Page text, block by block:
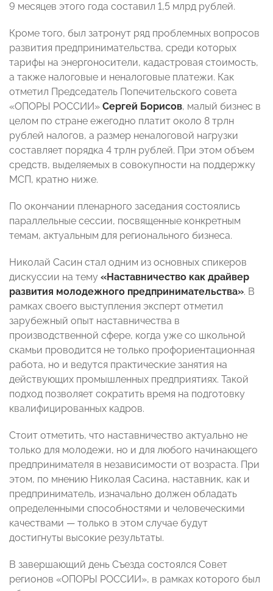
9 месяцев этого года составил 1,5 млрд рублей.
Кроме того, был затронут ряд проблемных вопросов
развития предпринимательства, среди которых
тарифы на энергоносители, кадастровая стоимость,
а также налоговые и неналоговые платежи. Как
отметил Председатель Попечительского совета
«ОПОРЫ РОССИИ» Сергей Борисов, малый бизнес в
целом по стране ежегодно платит около 8 трлн
рублей налогов, а размер неналоговой нагрузки
составляет порядка 4 трлн рублей. При этом объем
средств, выделяемых в совокупности на поддержку
МСП, кратно ниже.
По окончании пленарного заседания состоялись
параллельные сессии, посвященные конкретным
темам, актуальным для регионального бизнеса.
Николай Сасин стал одним из основных спикеров
дискуссии на тему «Наставничество как драйвер
развития молодежного предпринимательства». В
рамках своего выступления эксперт отметил
зарубежный опыт наставничества в
производственной сфере, когда уже со школьной
скамьи проводится не только профориентационная
работа, но и ведутся практические занятия на
действующих промышленных предприятиях. Такой
подход позволяет сократить время на подготовку
квалифицированных кадров.
Стоит отметить, что наставничество актуально не
только для молодежи, но и для любого начинающего
предпринимателя в независимости от возраста. При
этом, по мнению Николая Сасина, наставник, как и
предприниматель, изначально должен обладать
определенными способностями и человеческими
качествами — только в этом случае будут
достигнуты высокие результаты.
В завершающий день Съезда состоялся Совет
регионов «ОПОРЫ РОССИИ», в рамках которого был